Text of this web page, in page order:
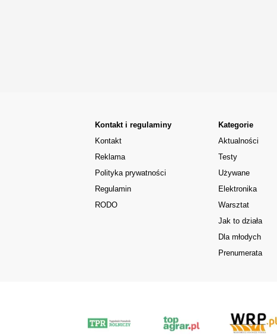
Kontakt i regulaminy
Kontakt
Reklama
Polityka prywatności
Regulamin
RODO
Kategorie
Aktualności
Testy
Używane
Elektronika
Warsztat
Jak to działa
Dla młodych
Prenumerata